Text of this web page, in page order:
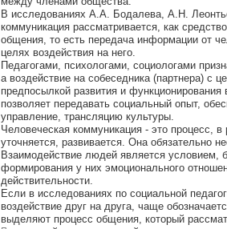
В исследованиях А.А. Бодалева, А.Н.
коммуникация рассматривается, как
общения, то есть передача информации от
целях воздействия на него.
Педагогами, психологами, социологами
а воздействие на собеседника (партнера) с
предпосылкой развития и
позволяет передавать социальный опыт,
управление, трансляцию культуры.
Человеческая коммуникация - это процесс,
уточняется, развивается. Она обязательно
Взаимодействие людей является условием,
формирования у них эмоционального
действительности.
Если в исследованиях по социальной
воздействие друг на друга, чаще
выделяют процесс общения, который